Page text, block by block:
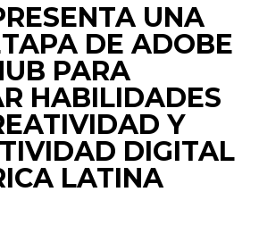
UNA
DE ADOBE
PARA
HABILIDADES
Y
DIGITAL
LATINA